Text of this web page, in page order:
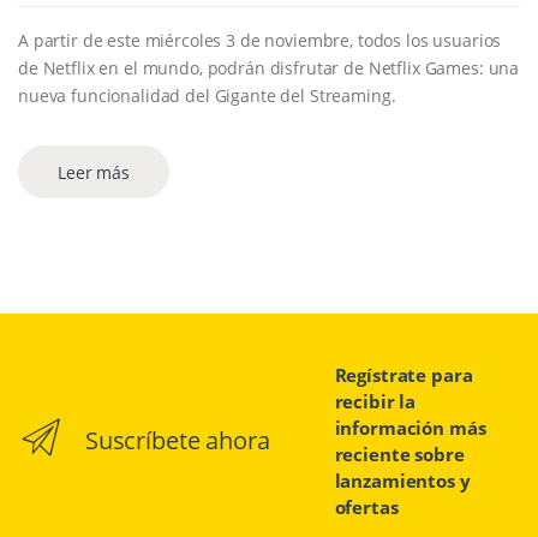
A partir de este miércoles 3 de noviembre, todos los usuarios
de Netflix en el mundo, podrán disfrutar de Netflix Games: una
nueva funcionalidad del Gigante del Streaming.
Leer más
Suscríbete ahora
Regístrate para
recibir la
información más
reciente sobre
lanzamientos y
ofertas